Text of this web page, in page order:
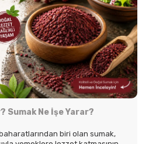
Sumak Ne İşe Yarar?
biri olan sumak,